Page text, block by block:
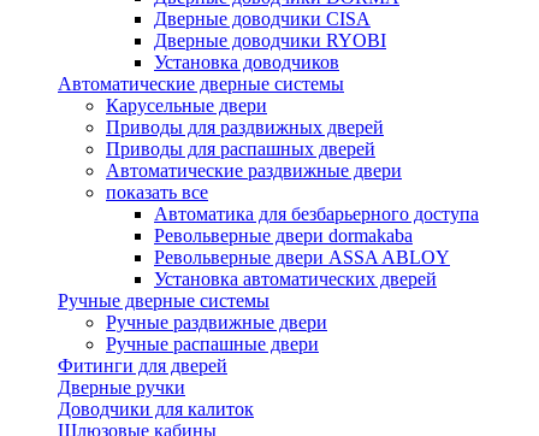
Дверные доводчики CISA
Дверные доводчики RYOBI
Установка доводчиков
Автоматические дверные системы
Карусельные двери
Приводы для раздвижных дверей
Приводы для распашных дверей
Автоматические раздвижные двери
показать все
Автоматика для безбарьерного доступа
Револьверные двери dormakaba
Револьверные двери ASSA ABLOY
Установка автоматических дверей
Ручные дверные системы
Ручные раздвижные двери
Ручные распашные двери
Фитинги для дверей
Дверные ручки
Доводчики для калиток
Шлюзовые кабины